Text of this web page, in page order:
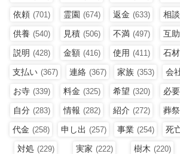
依頼 (701) 霊園 (674) 返金 (633) 相談
供養 (540) 見積 (506) 不満 (497) 互助
説明 (428) 金額 (416) 使用 (411) 石材
支払い (367) 連絡 (367) 家族 (353) 会
お寺 (339) 料金 (325) 希望 (320) 必要
自分 (283) 情報 (282) 紹介 (272) 葬祭
代金 (258) 申し出 (257) 事業 (254) 死
対処 (229) 実家 (222) 樹木 (220)